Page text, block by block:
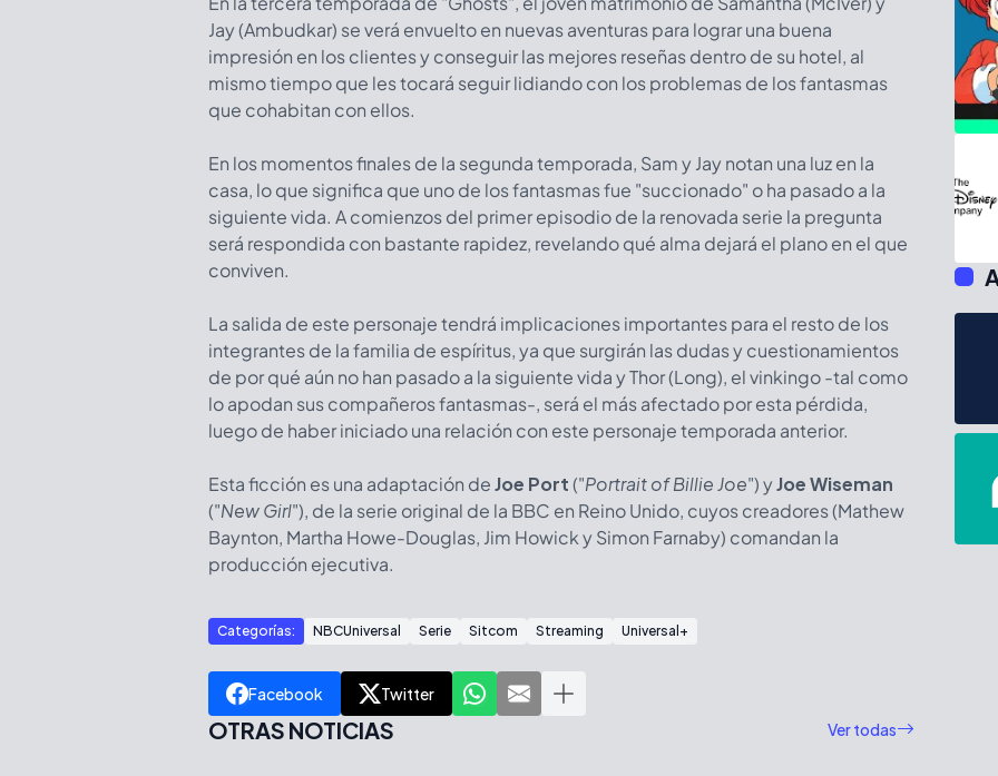
Jay (Ambudkar) se verá envuelto en nuevas aventuras para lograr una buena
impresión en los clientes y conseguir las mejores reseñas dentro de su hotel, al
mismo tiempo que les tocará seguir lidiando con los problemas de los fantasmas
que cohabitan con ellos.
En los momentos finales de la segunda temporada, Sam y Jay notan una luz en la
casa, lo que significa que uno de los fantasmas fue "succionado" o ha pasado a la
siguiente vida. A comienzos del primer episodio de la renovada serie la pregunta
será respondida con bastante rapidez, revelando qué alma dejará el plano en el que
conviven.
La salida de este personaje tendrá implicaciones importantes para el resto de los
integrantes de la familia de espíritus, ya que surgirán las dudas y cuestionamientos
de por qué aún no han pasado a la siguiente vida y Thor (Long), el vinkingo -tal como
lo apodan sus compañeros fantasmas-, será el más afectado por esta pérdida,
luego de haber iniciado una relación con este personaje temporada anterior.
Esta ficción es una adaptación deJoe Port("Portrait of Billie Joe") yJoe Wiseman
("New Girl"), de la serie original de la BBC en Reino Unido, cuyos creadores (Mathew
Baynton, Martha Howe-Douglas, Jim Howick y Simon Farnaby) comandan la
producción ejecutiva.
Categorías: NBCUniversal Serie Sitcom Streaming Universal+
Facebook Twitter
OTRAS NOTICIAS Ver todas